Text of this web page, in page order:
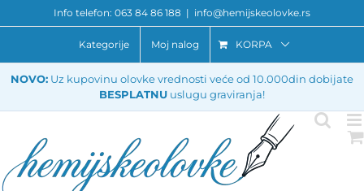
Info telefon: 063 84 86 188 | info@hemijskeolovke.rs
Kategorije Moj nalog KORPA
NOVO: Uz kupovinu olovke vrednosti veće od 10.000din dobijate
BESPLATNU uslugu graviranja!